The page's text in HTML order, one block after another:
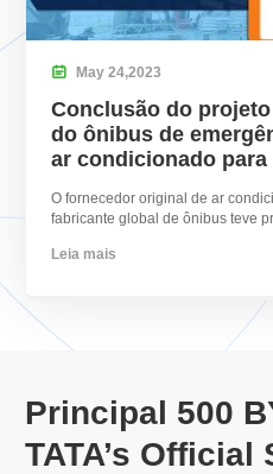
 May 24,2023
Conclusão do
do ônibus de
ar condicionado para
O fornecedor original de ar
fabricante global de ônibus teve
Leia mais
Principal 500
TATA’s Official